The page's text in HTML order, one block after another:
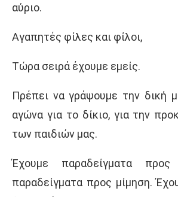
αύριο.
Αγαπητές φίλες και φίλοι,
Τώρα σειρά έχουμε εμείς.
Πρέπει να γράψουμε την δική
αγώνα για το δίκιο, για την
των παιδιών μας.
Έχουμε παραδείγματα
παραδείγματα προς μίμηση.